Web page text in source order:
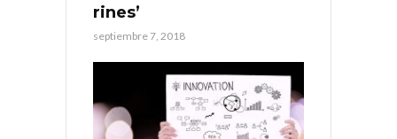
rines’
septiembre 7, 2018